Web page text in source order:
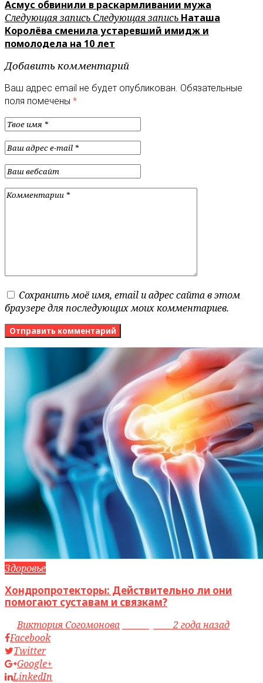
Асмус обвинили в раскармливании мужа
Следующая запись Следующая запись Наташа
Королёва сменила устаревший имидж и
помолодела на 10 лет
Добавить комментарий
Ваш адрес email не будет опубликован. Обязательные
поля помечены *
Сохранить моё имя, email и адрес сайта в этом
браузере для последующих моих комментариев.
Здоровье
Хондропротекторы: Действительно ли они
помогают суставам и связкам?
byВиктория Согомонова access_time2 года назад
Facebook
Twitter
Google+
LinkedIn